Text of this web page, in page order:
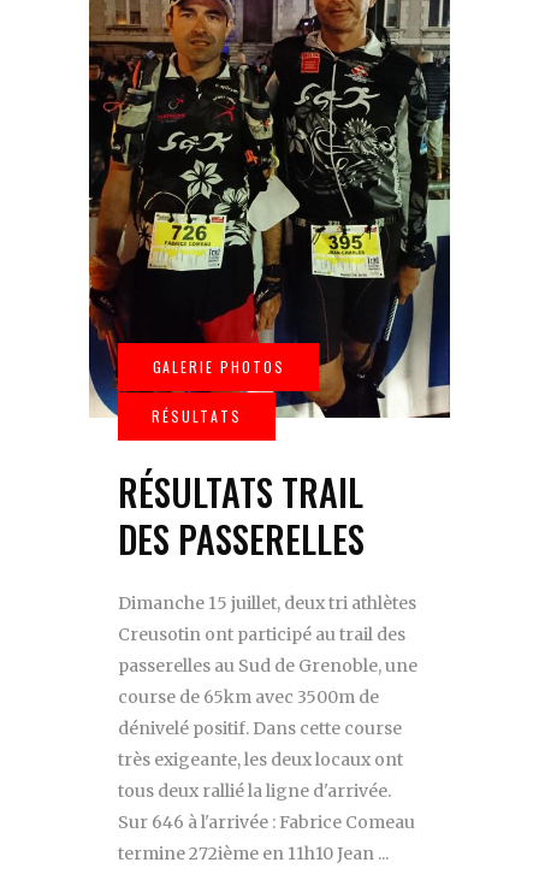
RÉSULTATS TRAIL
DES PASSERELLES
Dimanche 15 juillet, deux tri athlètes
Creusotin ont participé au trail des
passerelles au Sud de Grenoble, une
course de 65km avec 3500m de
dénivelé positif. Dans cette course
très exigeante, les deux locaux ont
tous deux rallié la ligne d'arrivée.
Sur 646 à l'arrivée : Fabrice Comeau
termine 272ième en 11h10 Jean